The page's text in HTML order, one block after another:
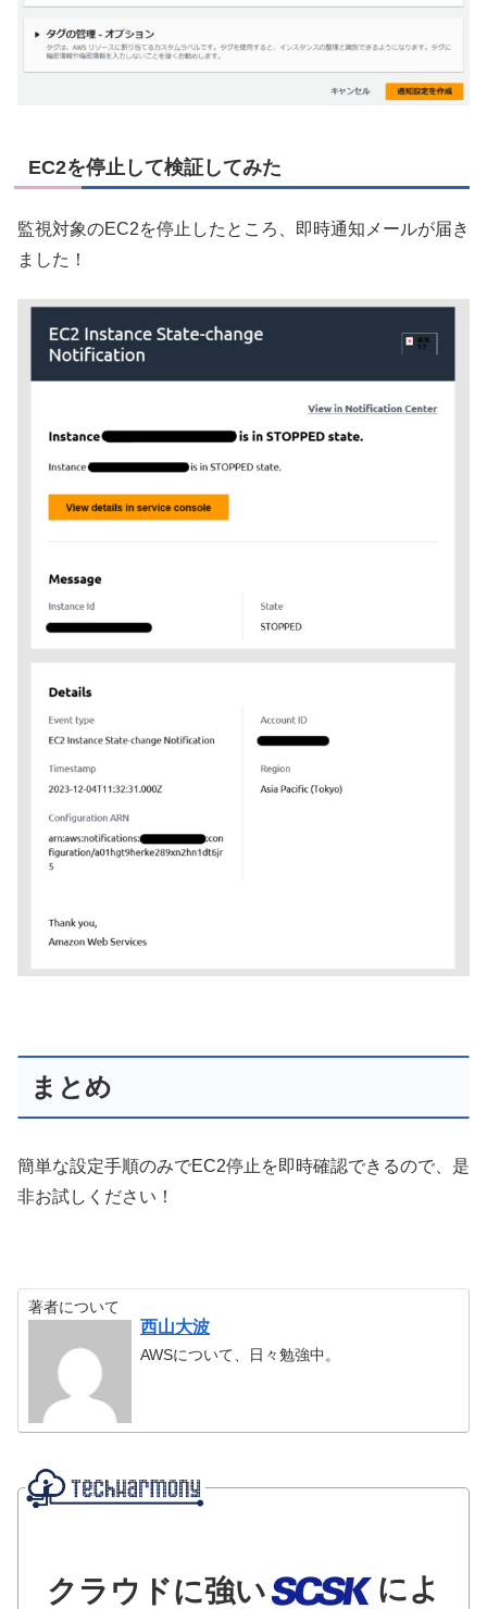
EC2を停止して検証してみた
監視対象のEC2を停止したところ、即時通知メールが届き
ました！
まとめ
簡単な設定手順のみでEC2停止を即時確認できるので、是
非お試しください！
著者について
西山大波
AWSについて、日々勉強中。
クラウドに強い
によ